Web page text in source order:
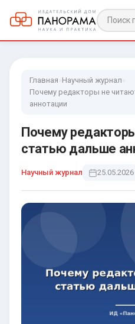
Главная » Научный журнал »
Почему редакторы не
аннотации
Почему
статью дальше
Научный журнал 25.05.2026